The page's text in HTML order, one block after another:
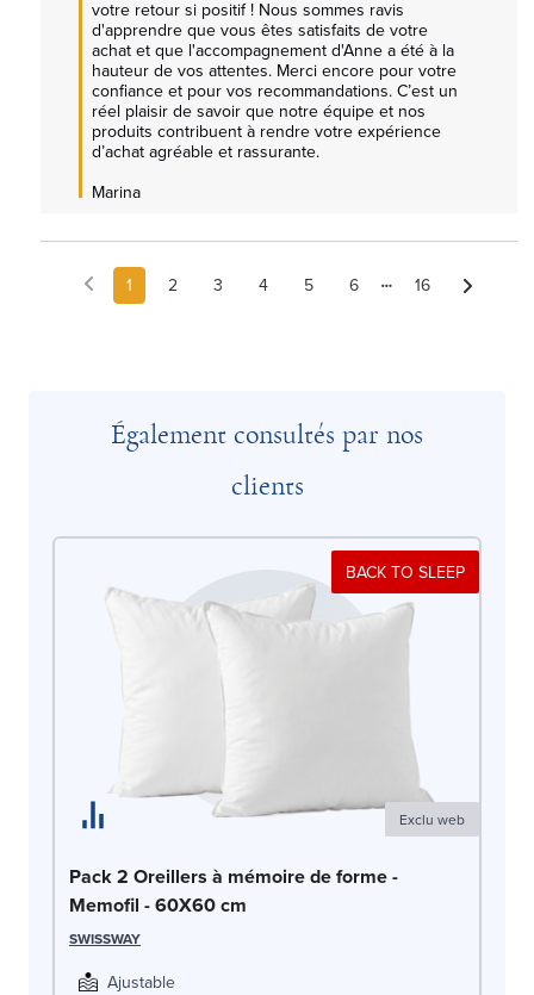
votre retour si positif ! Nous sommes ravis
d'apprendre que vous êtes satisfaits de votre
achat et que l'accompagnement d'Anne a été à la
hauteur de vos attentes. Merci encore pour votre
confiance et pour vos recommandations. C’est un
réel plaisir de savoir que notre équipe et nos
produits contribuent à rendre votre expérience
d’achat agréable et rassurante.
Marina
1 2 3 4 5 6 16
Également consultés par nos
clients
BACK TO SLEEP
Exclu web
Pack 2 Oreillers à mémoire de forme -
Memofil - 60X60 cm
SWISSWAY
Ajustable